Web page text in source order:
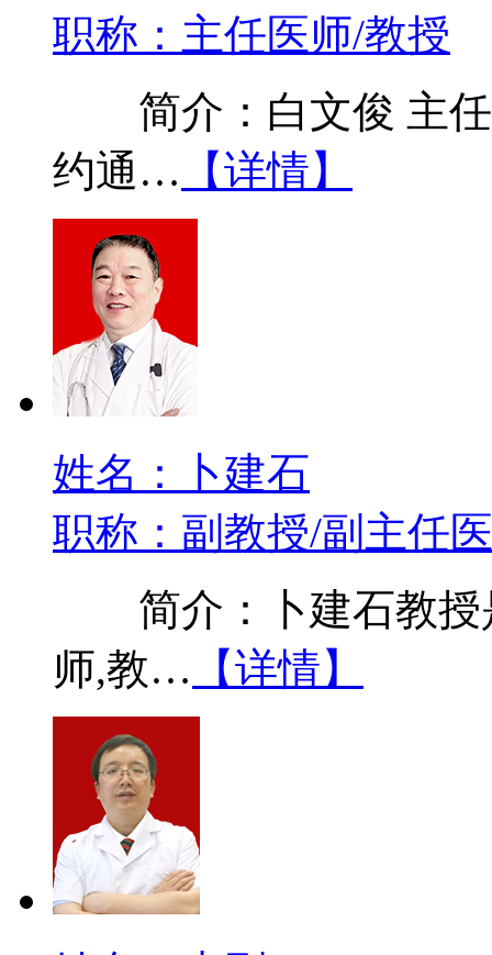
职称：主任医师/教授
简介：白文俊 主任
约通… 【详情】
姓名：卜建石
职称：副教授/副主任
简介：卜建石教授
师,教… 【详情】